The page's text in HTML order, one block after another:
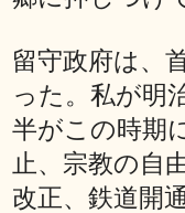
留守政府は、
った。私が明
半がこの時期
止、宗教の自
改正、鉄道開